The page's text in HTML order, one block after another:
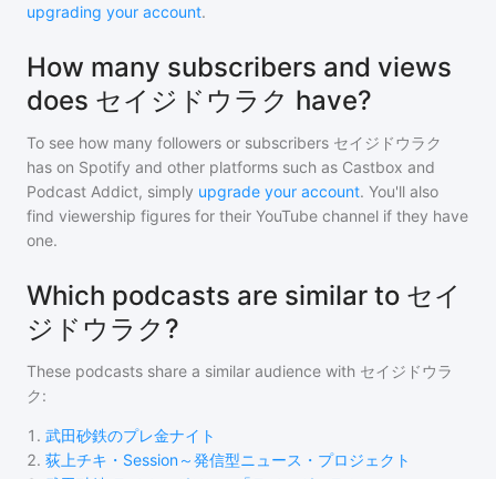
upgrading your account.
How many subscribers and views
does セイジドウラク have?
To see how many followers or subscribers セイジドウラク
has on Spotify and other platforms such as Castbox and
Podcast Addict, simply upgrade your account. You'll also
find viewership figures for their YouTube channel if they have
one.
Which podcasts are similar to セイ
ジドウラク?
These podcasts share a similar audience with セイジドウラ
ク:
1 . 武田砂鉄のプレ金ナイト
2. 荻上チキ・Session～発信型ニュース・プロジェクト